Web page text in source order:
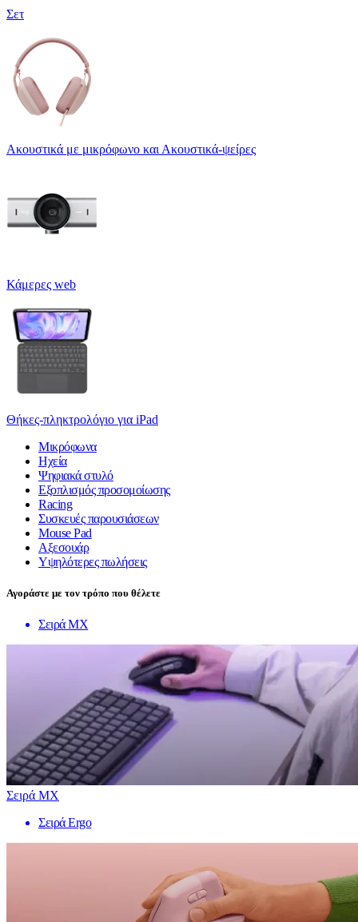
Σετ
Ακουστικά με μικρόφωνο και Ακουστικά-ψείρες
Κάμερες web
Θήκες-πληκτρολόγιο για iPad
Μικρόφωνα
Ηχεία
Ψηφιακά στυλό
Εξοπλισμός προσομοίωσης
Racing
Συσκευές παρουσιάσεων
Mouse Pad
Αξεσουάρ
Υψηλότερες πωλήσεις
Αγοράστε με τον τρόπο που θέλετε
Σειρά MX
Σειρά MX
Σειρά Ergo